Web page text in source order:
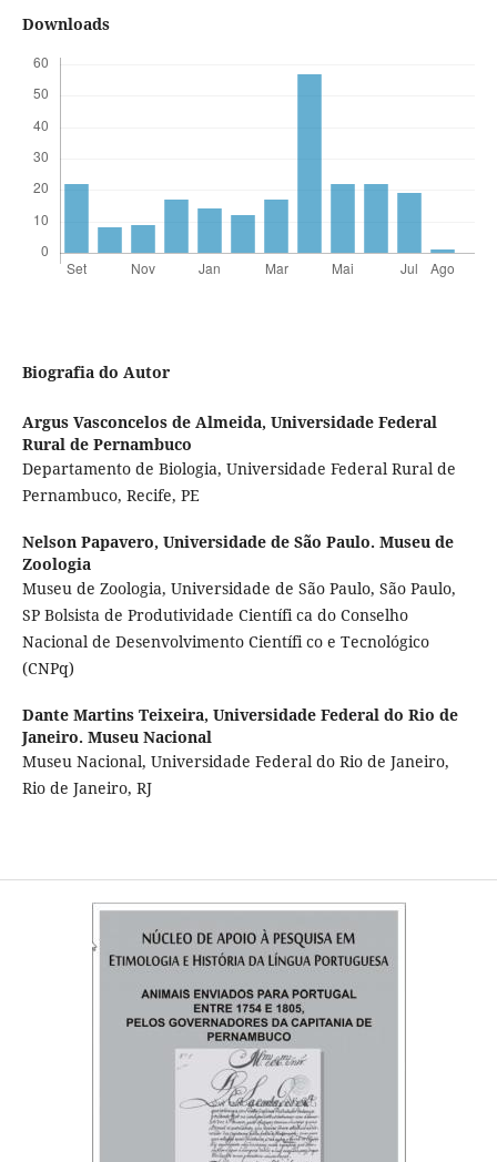
Downloads
Biografia do Autor
Argus Vasconcelos de Almeida, Universidade Federal
Rural de Pernambuco
Departamento de Biologia, Universidade Federal Rural de
Pernambuco, Recife, PE
Nelson Papavero, Universidade de São Paulo. Museu de
Zoologia
Museu de Zoologia, Universidade de São Paulo, São Paulo,
SP Bolsista de Produtividade Científi ca do Conselho
Nacional de Desenvolvimento Científi co e Tecnológico
(CNPq)
Dante Martins Teixeira, Universidade Federal do Rio de
Janeiro. Museu Nacional
Museu Nacional, Universidade Federal do Rio de Janeiro,
Rio de Janeiro, RJ